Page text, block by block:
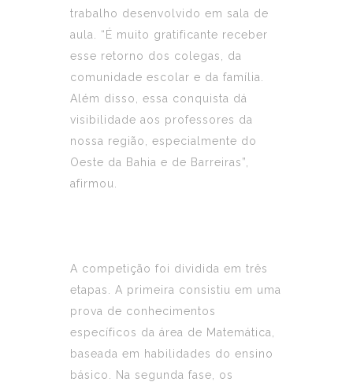
trabalho desenvolvido em sala de
aula. “É muito gratificante receber
esse retorno dos colegas, da
comunidade escolar e da família.
Além disso, essa conquista dá
visibilidade aos professores da
nossa região, especialmente do
Oeste da Bahia e de Barreiras”,
afirmou.
A competição foi dividida em três
etapas. A primeira consistiu em uma
prova de conhecimentos
específicos da área de Matemática,
baseada em habilidades do ensino
básico. Na segunda fase, os